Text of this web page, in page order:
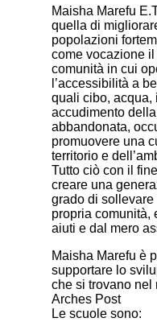
Maisha Marefu
quella di
popolazioni
come vocazione
comunità in cui
l’accessibilità a
quali cibo, acqua,
accudimento
abbandonata,
promuovere una
territorio e
Tutto ciò con il
creare una
grado di
propria comunità,
aiuti e dal mero
Maisha Marefu è
supportare lo
che si trovano nel
Arches Post
Le scuole sono: